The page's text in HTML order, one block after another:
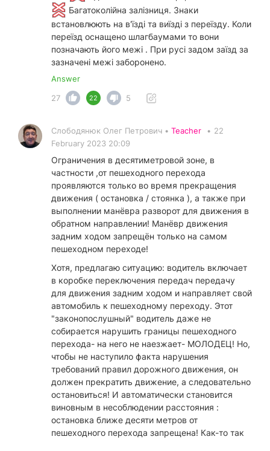
Багатоколійна залізниця. Знаки
встановлюють на в'їзді та виїзді з переїзду. Коли
переїзд оснащено шлагбаумами то вони
позначають його межі . При русі задом заїзд за
зазначені межі заборонено.
Answer
27
22 5
Слободянюк Олег Петрович • Teacher • 22
February 2023 20:09
Ограничения в десятиметровой зоне, в
частности ,от пешеходного перехода
проявляются только во время прекращения
движения ( остановка / стоянка ), а также при
выполнении манёвра разворот для движения в
обратном направлении! Манёвр движения
задним ходом запрещён только на самом
пешеходном переходе!
Хотя, предлагаю ситуацию: водитель включает
в коробке переключения передач передачу
для движения задним ходом и направляет свой
автомобиль к пешеходному переходу. Этот
"законопослушный" водитель даже не
собирается нарушить границы пешеходного
перехода- на него не наезжает- МОЛОДЕЦ! Но,
чтобы не наступило факта нарушения
требований правил дорожного движения, он
должен прекратить движение, а следовательно
остановиться! И автоматически становится
виновным в несоблюдении расстояния :
остановка ближе десяти метров от
пешеходного перехода запрещена! Как-то так